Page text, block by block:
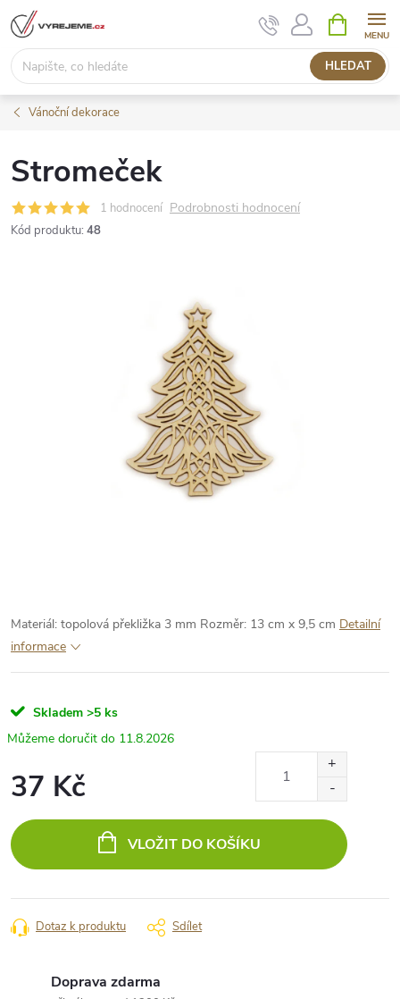
Přejít
na
obsah
HLEDAT
NÁKUPNÍ
KOŠÍK
Vánoční dekorace
Stromeček
1 hodnocení Podrobnosti hodnocení
Kód produktu: 48
Materiál: topolová překližka 3 mm Rozměr: 13 cm x 9,5 cm Detailní
informace
Skladem >5 ks
11.8.2026
37 Kč
cena:
VLOŽIT DO KOŠÍKU
Dotaz k produktu Sdílet
Doprava zdarma